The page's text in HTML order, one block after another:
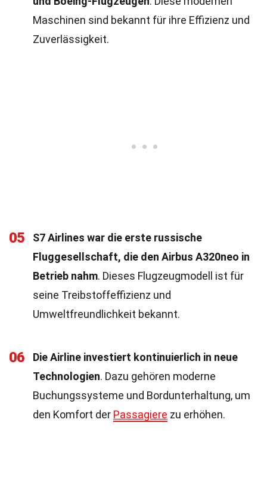
Maschinen sind bekannt für ihre Effizienz und
Zuverlässigkeit.
05
S7 Airlines war die erste russische
Fluggesellschaft, die den Airbus A320neo in
Betrieb nahm. Dieses Flugzeugmodell ist für
seine Treibstoffeffizienz und
Umweltfreundlichkeit bekannt.
06
Die Airline investiert kontinuierlich in neue
Technologien. Dazu gehören moderne
Buchungssysteme und Bordunterhaltung, um
den Komfort der Passagiere zu erhöhen.